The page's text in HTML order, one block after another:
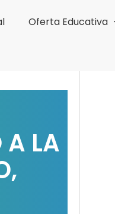
Oferta Educativa
A LA